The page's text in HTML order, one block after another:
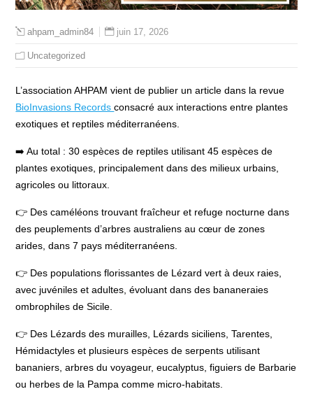
ahpam_admin84 juin 17, 2026
Uncategorized
L’association AHPAM vient de publier un article dans la revue
BioInvasions Recordsconsacré aux interactions entre plantes
exotiques et reptiles méditerranéens.
➡️ Au total : 30 espèces de reptiles utilisant 45 espèces de
plantes exotiques, principalement dans des milieux urbains,
agricoles ou littoraux.
👉 Des caméléons trouvant fraîcheur et refuge nocturne dans
des peuplements d’arbres australiens au cœur de zones
arides, dans 7 pays méditerranéens.
👉 Des populations florissantes de Lézard vert à deux raies,
avec juvéniles et adultes, évoluant dans des bananeraies
ombrophiles de Sicile.
👉 Des Lézards des murailles, Lézards siciliens, Tarentes,
Hémidactyles et plusieurs espèces de serpents utilisant
bananiers, arbres du voyageur, eucalyptus, figuiers de Barbarie
ou herbes de la Pampa comme micro-habitats.